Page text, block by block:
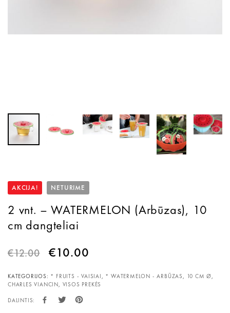
AKCIJA! NETURIME
2 vnt. – WATERMELON (Arbūzas), 10
cm dangteliai
€12.00 €10.00
KATEGORIJOS: * FRUITS - VAISIAI * WATERMELON - ARBŪZAS 10 CM Ø
CHARLES VIANCIN
VISOS PREKĖS
DALINTIS: